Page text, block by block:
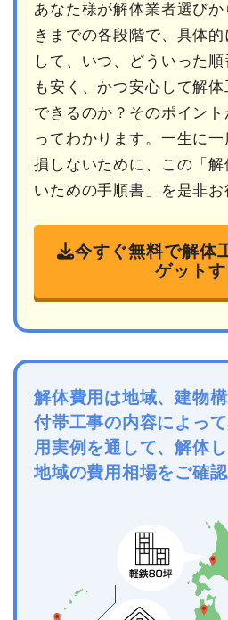
あなた様が解体業者選び
きまでの各段階で、具体
して、いつ、どういった
も安く、かつ安心して解
できるのか？そのポイン
ってわかります。一生に
損しないために、この「
いための手順書」を是非お
今すぐ無料で解体
ゲット
解体費用は地域、建物構
付帯工事の内容によっ
用実例を通して、解体
地域の費用相場をご確認